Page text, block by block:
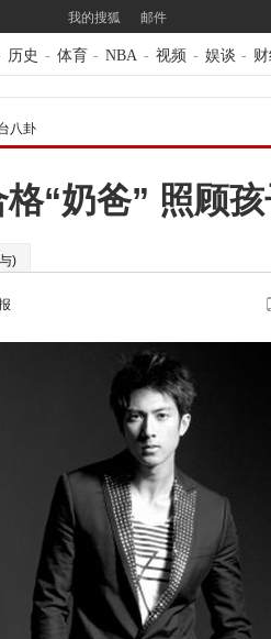
我的搜狐 邮件
历史 - 体育 - NBA - 视频 - 娱谈 -
八卦
“奶爸” 照顾
)